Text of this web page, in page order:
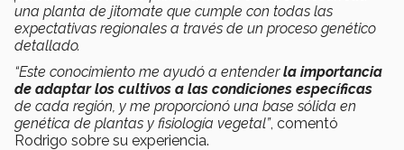
una planta de jitomate que cumple con todas las
expectativas regionales a través de un proceso genético
detallado.
“Este conocimiento me ayudó a entenderla importancia
de adaptar los cultivos a las condiciones específicas
de cada región, y me proporcionó una base sólida en
genética de plantas y fisiología vegetal”, comentó
Rodrigo sobre su experiencia.